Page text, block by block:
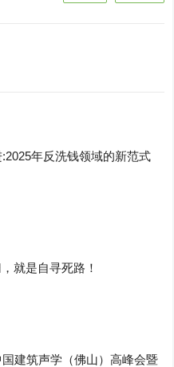
年反洗钱领域的新范式
就是自寻死路！
建筑声学（佛山）高峰会暨